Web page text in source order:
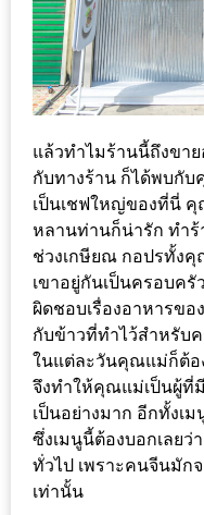
ท่าแพ
เชียงใหม่
CART
DRAFT
–
บาร์บีคิว
เหนือ
กับ
สลัด
หนุ่ม
บ้านนา
แล้วทำไมร้านนี้ถึงขา
กับทางร้าน ก็ได้พบกับ
เป็นเชฟใหญ่ของที่นี่
หลานท่านก็น่ารัก ทำ
ช่วงเกษียณ กอปรทั้ง
เขาอยู่กันเป็นครอบค
ผิดชอบเรื่องอาหารข
กับข้าวที่ทำไว้สำหรับ
ในแต่ละวันคุณแม่ก็ต้อ
จึงทำให้คุณแม่เป็นผู้ที่
เป็นอย่างมาก อีกทั้งเ
ซึ่งเมนูนี้ต้องบอกเลยว่
ทั่วไป เพราะคนจีนมัก
เท่านั้น